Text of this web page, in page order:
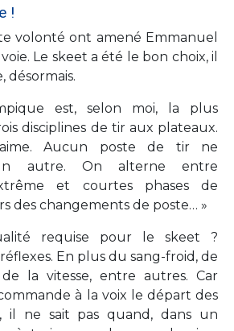
!
volonté ont amené Emmanuel
Le skeet a été le bon choix, il
désormais.
est, selon moi, la plus
disciplines de tir aux plateaux.
Aucun poste de tir ne
autre. On alterne entre
et courtes phases de
des changements de poste… »
requise pour le skeet ?
En plus du sang-froid, de
la vitesse, entre autres. Car
à la voix le départ des
il ne sait pas quand, dans un